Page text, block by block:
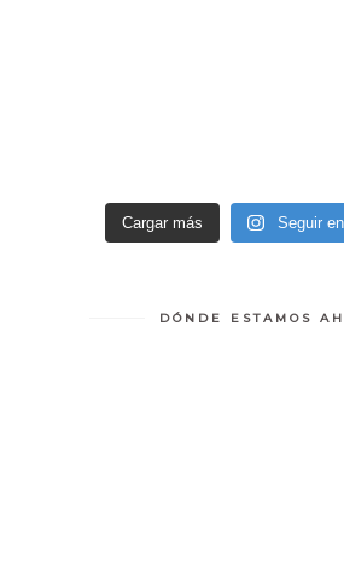
Cargar más Seguir
DÓNDE ESTAMOS